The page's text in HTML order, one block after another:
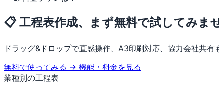
📋 工程表作成、まず無料で試してみま
ドラッグ&ドロップで直感操作、A3印刷対応、協力会社共有
無料で使ってみる → 機能・料金を見る
業種別の工程表